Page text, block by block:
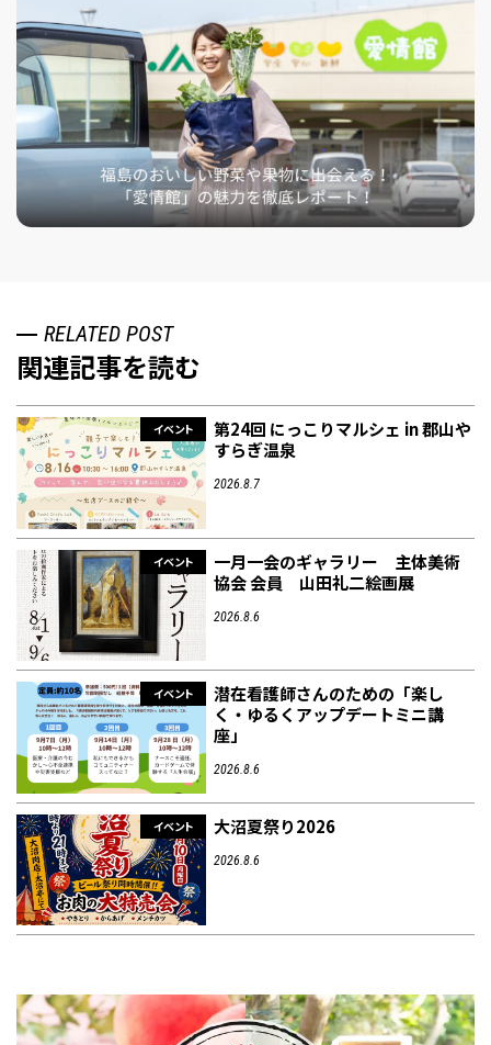
RELATED POST
関連記事を読む
イベント
第24回 にっこりマルシェ in 郡山や
すらぎ温泉
2026.8.7
イベント
一月一会のギャラリー 主体美術
協会 会員 山田礼二絵画展
2026.8.6
イベント
潜在看護師さんのための「楽し
く・ゆるくアップデートミニ講
座」
2026.8.6
イベント 大沼夏祭り2026
2026.8.6